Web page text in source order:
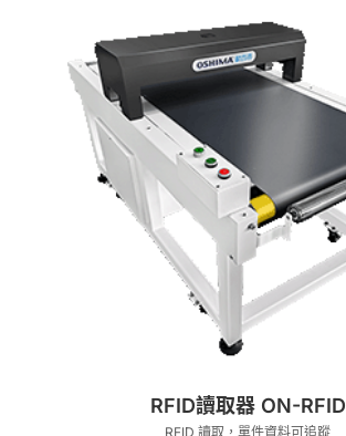
RFID讀取器 ON-RFID
RFID 讀取，單件資料可追蹤